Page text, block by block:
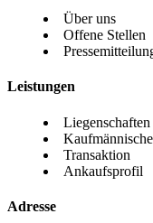
Über uns
Offene Stellen
Leistungen
Liegenschaften
Transaktion
Ankaufsprofil
Adresse